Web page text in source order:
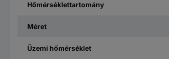
Hőmérséklettartomány
Méret
Üzemi hőmérséklet